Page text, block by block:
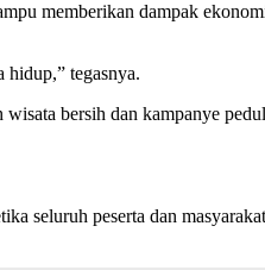
memberikan dampak
hidup,” tegasnya.
bersih dan kampanye
seluruh peserta dan